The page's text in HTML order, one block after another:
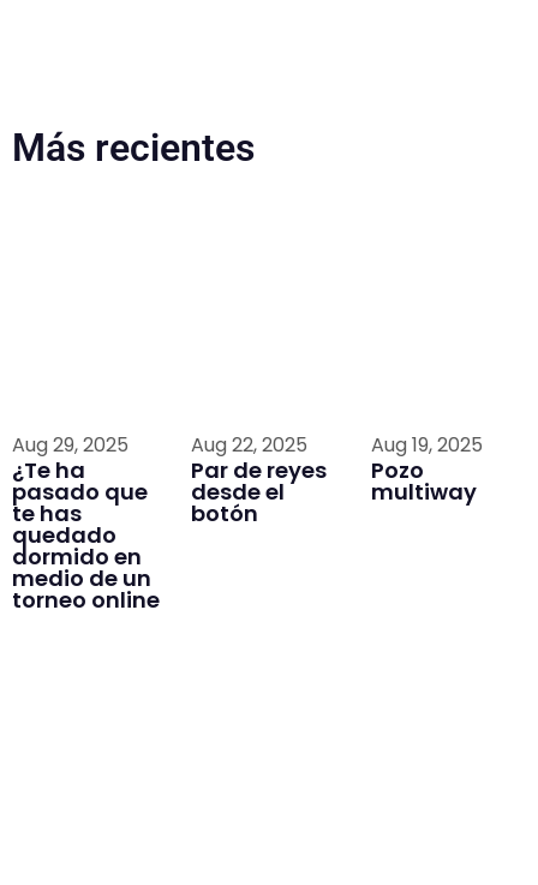
Más recientes
Aug 29, 2025
¿Te ha
pasado que
te has
quedado
dormido en
medio de un
torneo online
Aug 22, 2025
Par de reyes
desde el
botón
Aug 19, 2025
Pozo
multiway